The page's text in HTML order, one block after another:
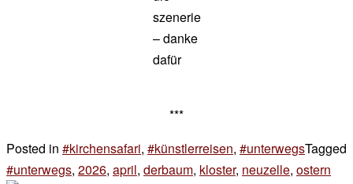
szenerie
– danke
dafür
***
Posted in #kirchensafari, #künstlerreisen, #unterwegsTagged
#unterwegs, 2026, april, derbaum, kloster, neuzelle, ostern